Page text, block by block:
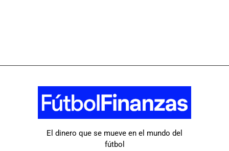
El dinero que se mueve en el mundo del
fútbol